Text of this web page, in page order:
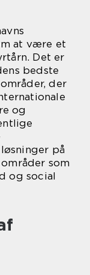
at være et
Det er
bedste
der
og
på
som
og social